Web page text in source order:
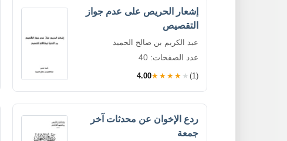
إشعار الحريص على عدم جواز
التقصيص
عبد الكريم بن صالح الحميد
عدد الصفحات: 40
4.00★★★★★ (1)
ردع الإخوان عن محدثات آخر
جمعة